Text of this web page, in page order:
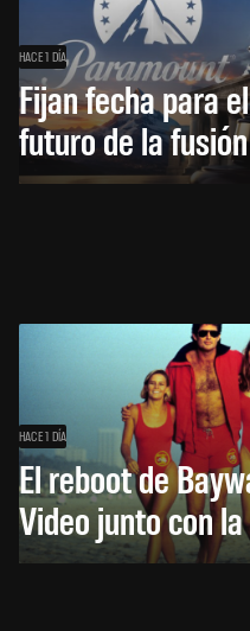
HACE 1 DÍA
Fijan fecha para
futuro de la
HACE 1 DÍA
El reboot de
Video junto con